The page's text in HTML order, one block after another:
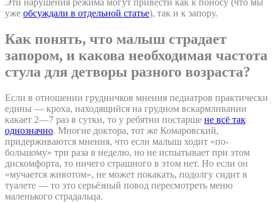
Эти нарушения режима могут привести как к поносу (что мы
уже обсуждали в отдельной статье), так и к запору.
Как понять, что малыш страдает
запором, и какова необходимая частота
стула для детворы разного возраста?
Если в отношении грудничков мнения педиатров практически
едины — кроха, находящийся на грудном вскармливании
какает 2—7 раз в сутки, то у ребятни постарше не всё так
однозначно. Многие доктора, тот же Комаровский,
придерживаются мнения, что если малыш ходит «по-
большому» три раза в неделю, но не испытывает при этом
дискомфорта, то ничего страшного в этом нет. Но если он
«мучается животом», не может покакать, подолгу сидит в
туалете — то это серьёзный повод пересмотреть меню
маленького страдальца.